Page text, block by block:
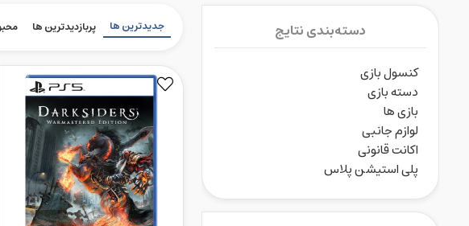
دسته‌بندی نتایج
کنسول بازی
دسته بازی
بازی ها
لوازم جانبی
اکانت قانونی
پلی استیشن پلاس
جدیدترین ها پربازدیدترین ها